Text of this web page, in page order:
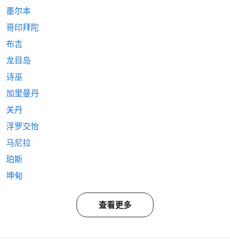
墨尔本
哥印拜陀
布吉
龙目岛
诗巫
加里曼丹
关丹
浮罗交怡
马尼拉
珀斯
坤甸
查看更多